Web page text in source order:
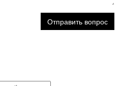
Отправить вопрос